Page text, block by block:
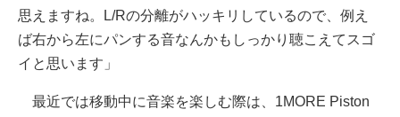
思えますね。L/Rの分離がハッキリしているので、例え
ば右から左にパンする音なんかもしっかり聴こえてスゴ
イと思います」
最近では移動中に音楽を楽しむ際は、1MORE Piston